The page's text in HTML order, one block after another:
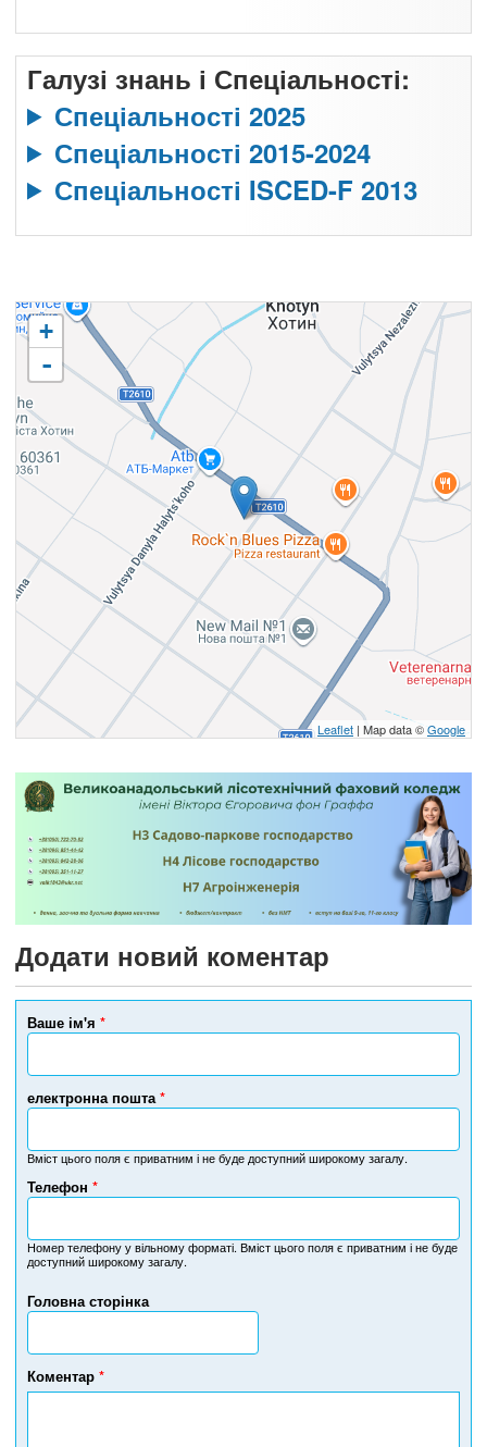
Галузі знань і Спеціальності:
Спеціальності 2025
Спеціальності 2015-2024
Спеціальності ISCED-F 2013
+
-
Leaflet | Map data ©Google
Додати новий коментар
Ваше ім'я *
електронна пошта *
Вміст цього поля є приватним і не буде доступний широкому загалу.
Головна сторінка
Телефон *
Н
м
е
т
л
е
ф
Номер телефону у вільному форматі. Вміст цього поля є приватним і не буде
доступний широкому загалу.
Коментар *